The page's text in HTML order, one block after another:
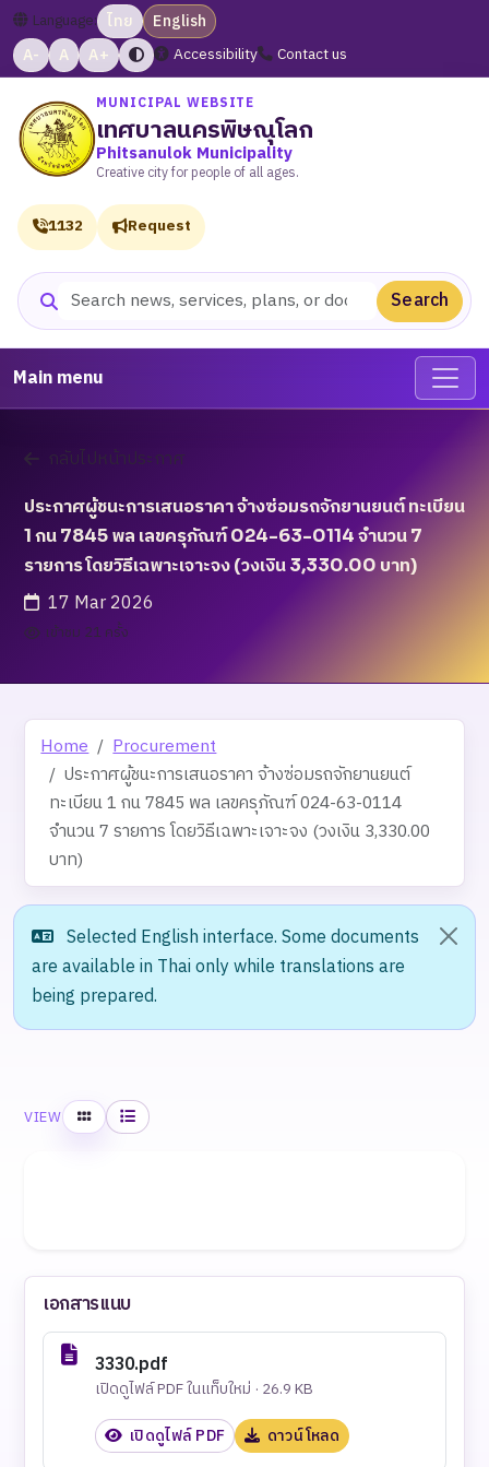
Language: ไทย
English
A-
A A+ Accessibility Contact us
MUNICIPAL WEBSITE
เทศบาลนครพิษณุโลก
Phitsanulok Municipality
Creative city for people of all ages.
Search website Search
1132 Request
Main menu
กลับไปหน้าประกาศ
ประกาศผู้ชนะการเสนอราคา จ้างซ่อมรถจักยานยนต์ ทะเบียน
1 กน 7845 พล เลขครุภัณฑ์ 024-63-0114 จำนวน 7
รายการ โดยวิธีเฉพาะเจาะจง (วงเงิน 3,330.00 บาท)
17 Mar 2026
เข้าชม 21 ครั้ง
Home
Procurement
ประกาศผู้ชนะการเสนอราคา จ้างซ่อมรถจักยานยนต์
ทะเบียน 1 กน 7845 พล เลขครุภัณฑ์ 024-63-0114
จำนวน 7 รายการ โดยวิธีเฉพาะเจาะจง (วงเงิน 3,330.00
บาท)
Selected English interface. Some documents
are available in Thai only while translations are
being prepared.
VIEW Grid List
เอกสารแนบ
3330.pdf
เปิดดูไฟล์ PDF ในแท็บใหม่ · 26.9 KB
เปิดดูไฟล์ PDF ดาวน์โหลด